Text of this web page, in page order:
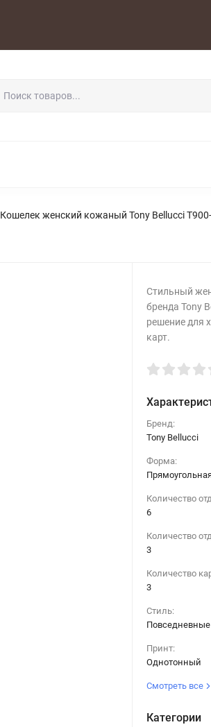
Кошелек женский кожаный Tony Bellucci
Стильный
бренда Tony
решение для
карт.
Бренд:
Tony Bellucci
Форма:
Количество
6
Количество
3
Количество
3
Стиль:
Повседневные
Принт:
Однотонный
Смотреть все
Категории